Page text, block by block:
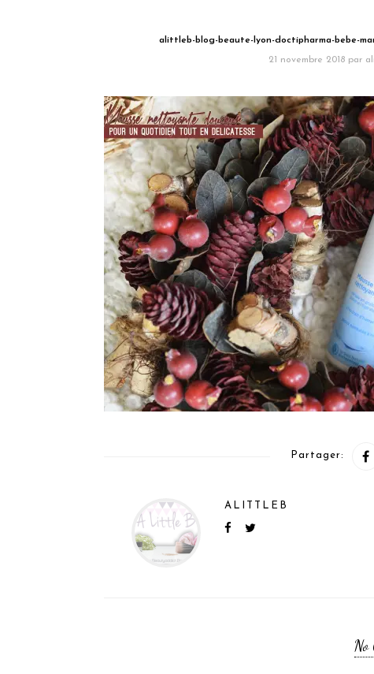
alittleb-blog-beaute-lyon-doctipharma-bebe-
21 novembre 2018 par
Partager:
ALITTLEB
No